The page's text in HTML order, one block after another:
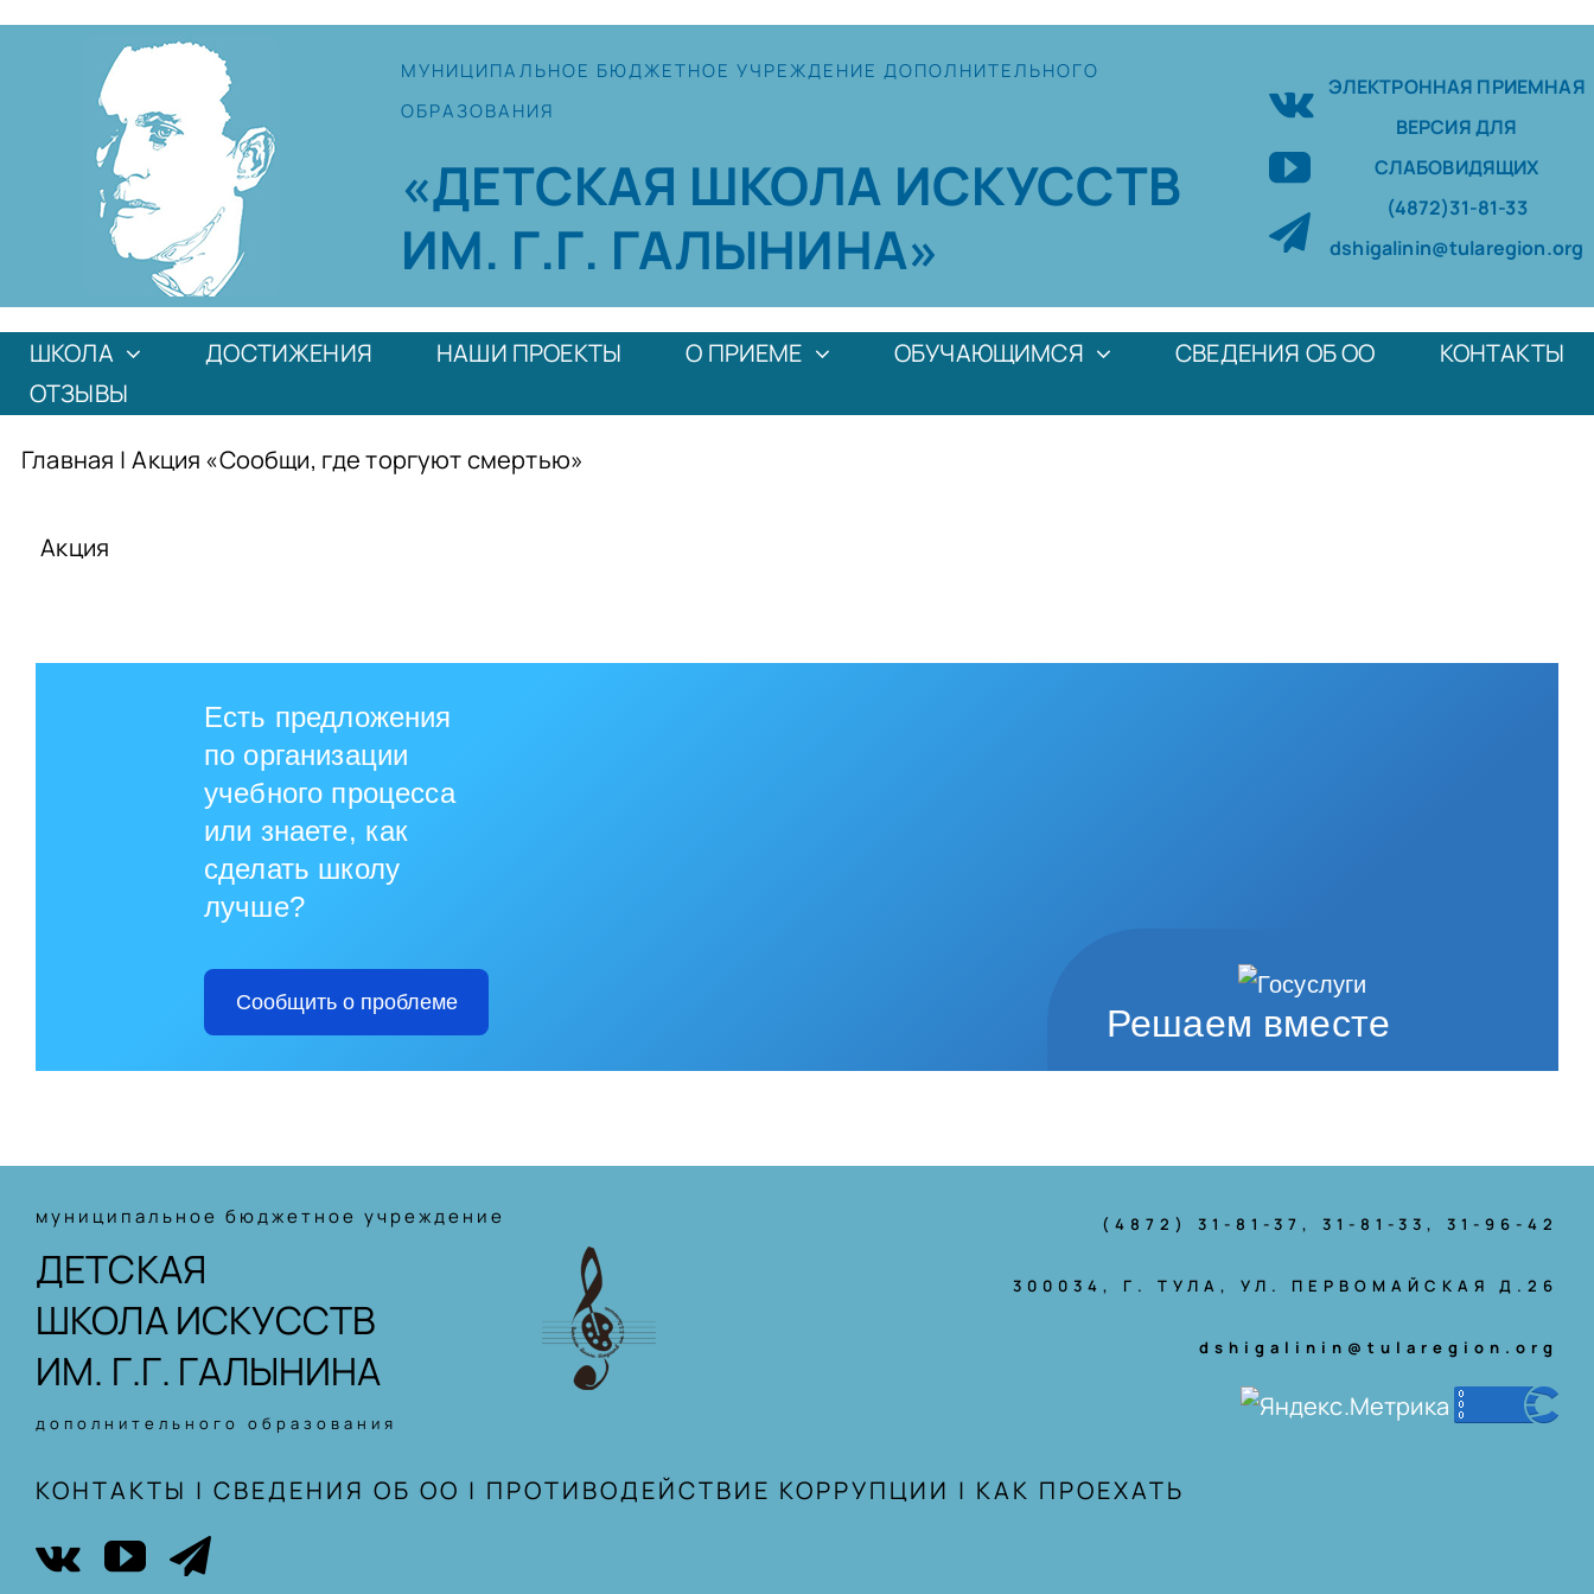
Skip
МУНИЦИПАЛЬНОЕ БЮДЖЕТНОЕ УЧРЕЖДЕНИЕДОПОЛНИТЕЛЬНОГО
ОБРАЗОВАНИЯ
«ДЕТСКАЯ ШКОЛА ИСКУССТВ
ИМ. Г.Г. ГАЛЫНИНА»
ЭЛЕКТРОННАЯ ПРИЕМНАЯ
ВЕРСИЯ ДЛЯ
СЛАБОВИДЯЩИХ
(4872)31-81-33
dshigalinin@tularegion.org
ШКОЛА ДОСТИЖЕНИЯ НАШИ ПРОЕКТЫ О ПРИЕМЕ ОБУЧАЮЩИМСЯ СВЕДЕНИЯ ОБ ОО
КОНТАКТЫ
ОТЗЫВЫ
Главная | Акция «Сообщи, где торгуют смертью»
Акция
Решаем вместе
Есть предложения
по организации
учебного процесса
или знаете, как
сделать школу
лучше?
Сообщить о проблеме
муниципальное бюджетное учреждение
ДЕТСКАЯ
ШКОЛА ИСКУССТВ
ИМ. Г.Г. ГАЛЫНИНА
дополнительного образования
(4872) 31-81-37, 31-81-33, 31-96-42
300034, Г. ТУЛА, УЛ. ПЕРВОМАЙСКАЯ Д.26
dshigalinin@tularegion.org
КОНТАКТЫ | СВЕДЕНИЯ ОБ ОО | ПРОТИВОДЕЙСТВИЕ КОРРУПЦИИ | КАК ПРОЕХАТЬ